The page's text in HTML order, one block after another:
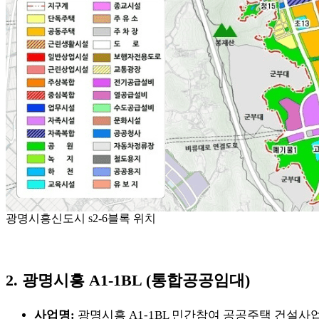
광명시흥신도시 s2-6블록 위치
2. 광명시흥 A1-1BL (통합공공임대)
사업명: 광명시흥 A1-1BL 민간참여 공공주택 건설사